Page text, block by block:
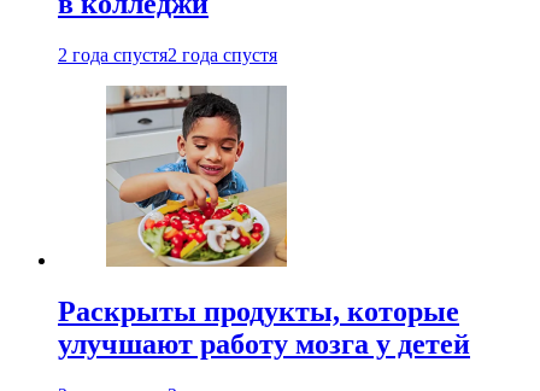
2 года спустя2 года спустя
Раскрыты продукты, которые
улучшают работу мозга у детей